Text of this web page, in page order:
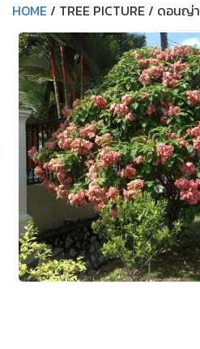
HOME/ TREE PICTURE / ดอนญ่า